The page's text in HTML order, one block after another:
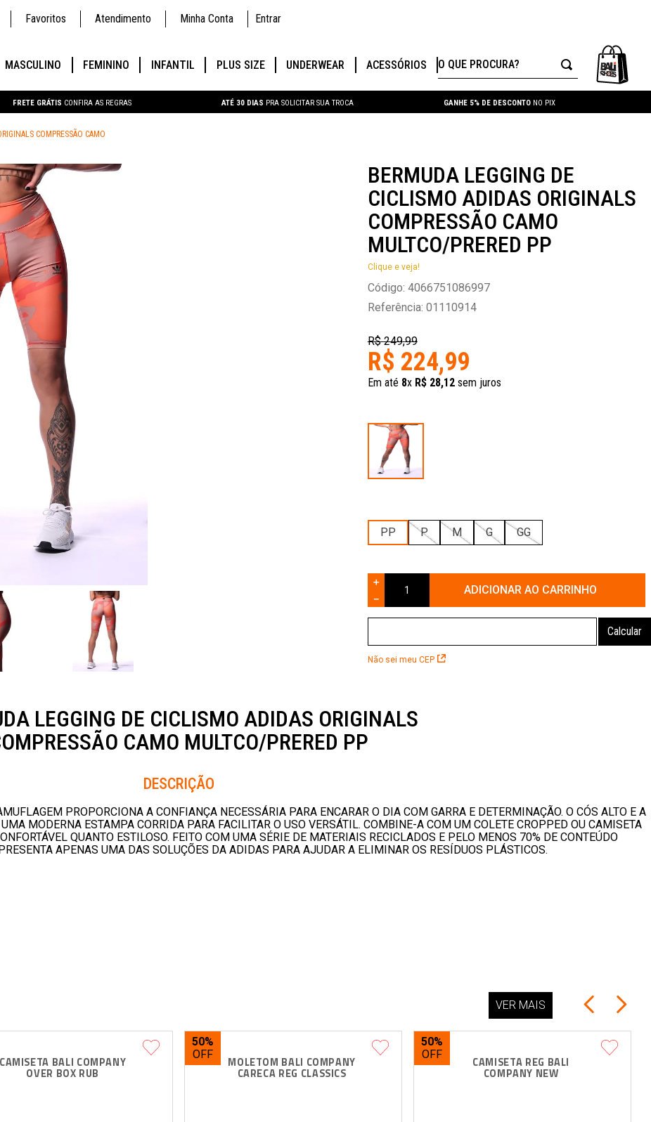
Favoritos Atendimento Minha Conta Entrar
MASCULINO FEMININO INFANTIL PLUS SIZE UNDERWEAR ACESSÓRIOS
O QUE PROCURA?
FRETE GRÁTIS CONFIRA AS REGRAS ATÉ 30 DIAS PRA SOLICITAR SUA TROCA GANHE 5% DE DESCONTO NO PIX
COMPRESSÃO CAMO
BERMUDA LEGGING DE
CICLISMO ADIDAS ORIGINALS
COMPRESSÃO CAMO
MULTCO/PRERED PP
Clique e veja!
Código: 4066751086997
Referência: 01110914
R$ 249,99
R$ 224,99
Em até 8x R$ 28,12sem juros
PP P M G GG
＋
－
ADICIONAR AO CARRINHO
Não sei meu CEP
LEGGING DE CICLISMO ADIDAS ORIGINALS
CAMO MULTCO/PRERED PP
Descrição
PROPORCIONA A CONFIANÇA NECESSÁRIA PARA ENCARAR O DIA COM GARRA E DETERMINAÇÃO. O CÓS ALTO E A
MODERNA ESTAMPA CORRIDA PARA FACILITAR O USO VERSÁTIL. COMBINE-A COM UM COLETE CROPPED OU CAMISETA
QUANTO ESTILOSO. FEITO COM UMA SÉRIE DE MATERIAIS RECICLADOS E PELO MENOS 70% DE CONTEÚDO
APENAS UMA DAS SOLUÇÕES DA ADIDAS PARA AJUDAR A ELIMINAR OS RESÍDUOS PLÁSTICOS.
VER MAIS
CAMISETA BALI COMPANY
OVER BOX RUB
MOLETOM BALI COMPANY
CARECA REG CLASSICS
50%
CAMISETA REG BALI
COMPANY NEW
50%